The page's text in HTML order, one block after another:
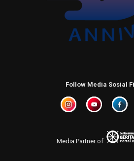
Follow Media Sosial
Media Partner of